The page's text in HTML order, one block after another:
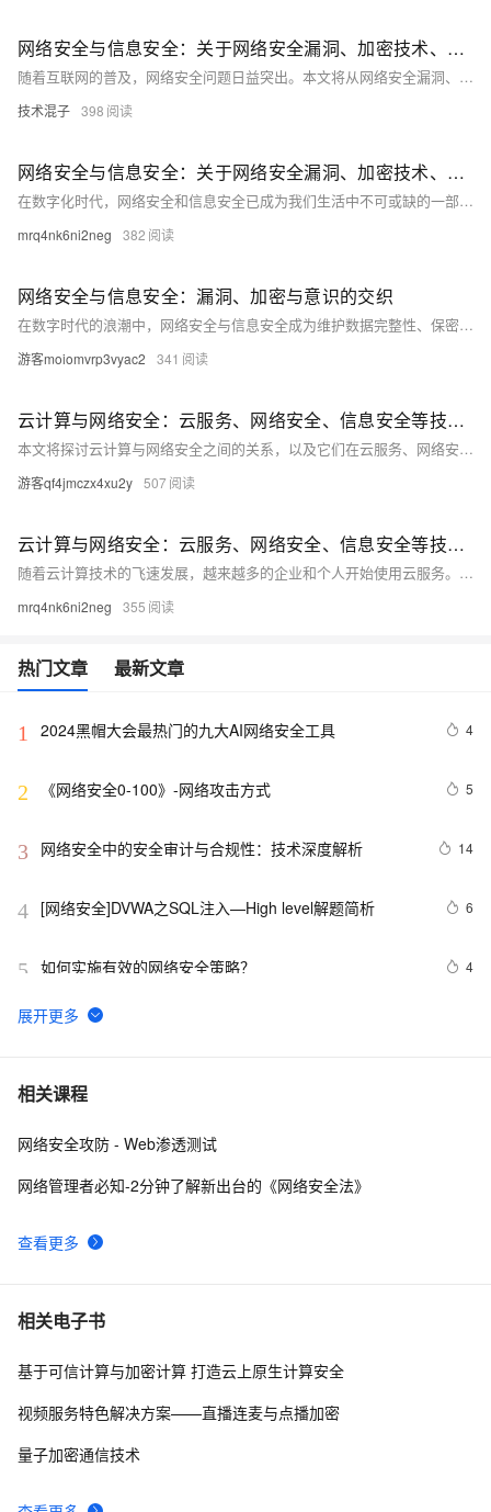
网络安全与信息安全：关于网络安全漏洞、加密技术、安全意识等方面的知识分享
随着互联网的普及，网络安全问题日益突出。本文将从网络安全漏洞、加密技术和安全意识三个方面进行探讨，旨在提高读者对网络安全的认识和防范能力。通过分析常见的网络安全漏洞，介绍加密技术的基本原理和应用，以及强调安全意识的重要性，帮助读者更好地保护自己的网络信息安全。
技术混子 398
网络安全与信息安全：关于网络安全漏洞、加密技术、安全意识等方面的知识分享
在数字化时代，网络安全和信息安全已成为我们生活中不可或缺的一部分。本文将介绍网络安全漏洞、加密技术和安全意识等方面的内容，并提供一些实用的代码示例。通过阅读本文，您将了解到如何保护自己的网络安全，以及如何提高自己的信息安全意识。
mrq4nk6ni2neg 382
网络安全与信息安全：漏洞、加密与意识的交织
在数字时代的浪潮中，网络安全与信息安全成为维护数据完整性、保密性和可用性的关键。本文深入探讨了网络安全中的漏洞概念、加密技术的应用以及提升安全意识的重要性。通过实际案例分析，揭示了网络攻击的常见模式和防御策略，强调了教育和技术并重的安全理念。旨在为读者提供一套全面的网络安全知识框架，从而在日益复杂的网络环境中保护个人和组织的资产安全。
游客moiomvrp3vyac2 341
云计算与网络安全：云服务、网络安全、信息安全等技术领域的融合与挑战
本文将探讨云计算与网络安全之间的关系，以及它们在云服务、网络安全和信息安全等技术领域中的融合与挑战。我们将分析云计算的优势和风险，以及如何通过网络安全措施来保护数据和应用程序。我们还将讨论如何确保云服务的可用性和可靠性，以及如何处理网络攻击和数据泄露等问题。最后，我们将提供一些关于如何在云计算环境中实现网络安全的建议和最佳实践。
游客qf4jmczx4xu2y 507
云计算与网络安全：云服务、网络安全、信息安全等技术领域的融合与挑战
随着云计算技术的飞速发展，越来越多的企业和个人开始使用云服务。然而，云计算的广泛应用也带来了一系列网络安全问题。本文将从云服务、网络安全、信息安全等方面探讨云计算与网络安全的关系，分析当前面临的挑战，并提出相应的解决方案。
mrq4nk6ni2neg 355
热门文章 最新文章
1 2024黑帽大会最热门的九大AI网络安全工具 4
2 《网络安全0-100》-网络攻击方式 5
3 网络安全中的安全审计与合规性：技术深度解析 14
4 [网络安全]DVWA之SQL注入—High level解题简析 6
5 如何实施有效的网络安全策略？ 4
6 网络安全产品之认识防非法外联系统
7 【网络安全 | 网安工具】御剑WEB指纹识别系统使用详
8 亮相国家网络安全宣传周，阿里云全新展现云原生免疫防
要性
相关课程
查看更多
网络安全攻防 - Web渗透测试
网络管理者必知-2分钟了解新出台的《网络安全法》
相关电子书
基于可信计算与加密计算 打造云上原生计算安全
视频服务特色解决方案——直播连麦与点播加密
量子加密通信技术